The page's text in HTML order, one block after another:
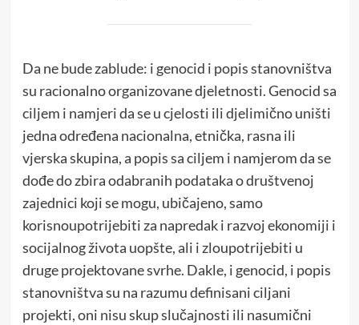
Da ne bude zablude: i genocid i popis stanovništva
su racionalno organizovane djeletnosti. Genocid sa
ciljem i namjeri da se u cjelosti ili djelimično uništi
jedna određena nacionalna, etnička, rasna ili
vjerska skupina, a popis sa ciljem i namjerom da se
dođe do zbira odabranih podataka o društvenoj
zajednici koji se mogu, ubičajeno, samo
korisnoupotrijebiti za napredak i razvoj ekonomiji i
socijalnog života uopšte, ali i zloupotrijebiti u
druge projektovane svrhe. Dakle, i genocid, i popis
stanovništva su na razumu definisani ciljani
projekti, oni nisu skup slučajnosti ili nasumični